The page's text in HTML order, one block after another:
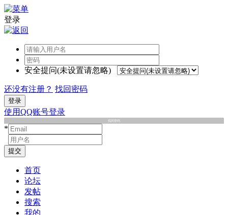
登录
安全提问(未设置请忽略)
还没有注册？ 找回密码
登录
使用QQ账号登录
找回密码
*
提交
首页
论坛
发帖
搜索
我的